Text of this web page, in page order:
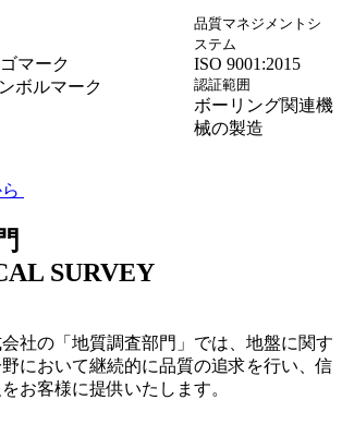
品質マネジメントシ
ステム
ISO 9001:2015
認証範囲
ボーリング関連機
械の製造
SURVEY
社の「地質調査部門」では、地盤に関す
において継続的に品質の追求を行い、信
お客様に提供いたします。